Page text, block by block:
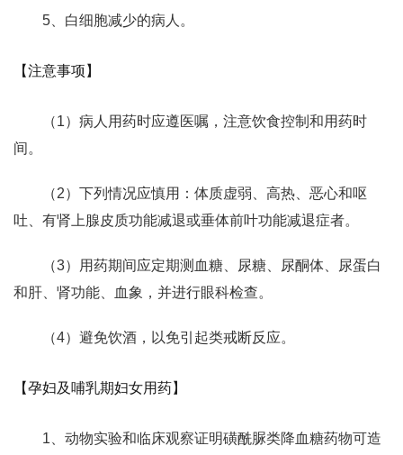
5、白细胞减少的病人。
【注意事项】
（1）病人用药时应遵医嘱，注意饮食控制和用药时
间。
（2）下列情况应慎用：体质虚弱、高热、恶心和呕
吐、有肾上腺皮质功能减退或垂体前叶功能减退症者。
（3）用药期间应定期测血糖、尿糖、尿酮体、尿蛋白
和肝、肾功能、血象，并进行眼科检查。
（4）避免饮酒，以免引起类戒断反应。
【孕妇及哺乳期妇女用药】
1、动物实验和临床观察证明磺酰脲类降血糖药物可造